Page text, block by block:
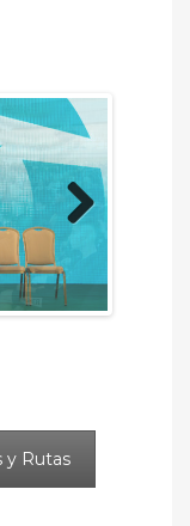
Next
y Rutas